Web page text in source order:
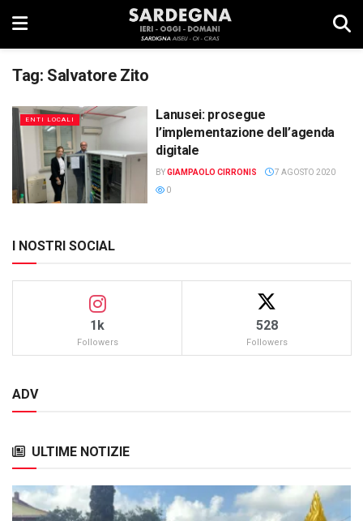
Tag: Salvatore Zito
ENTI LOCALI
Lanusei: prosegue
l’implementazione dell’agenda
digitale
BYGIAMPAOLO CIRRONIS
7 AGOSTO 2020
0
I NOSTRI SOCIAL
1k
Followers
528
Followers
ADV
ULTIME NOTIZIE